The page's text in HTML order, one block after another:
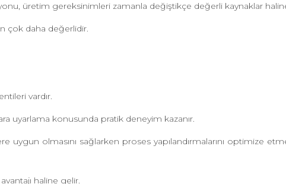
üretim gereksinimleri zamanla değiştikçe değerli kaynaklar
çok daha değerlidir.
vardır.
uyarlama konusunda pratik deneyim kazanır.
olmasını sağlarken proses yapılandırmalarını optimize
haline gelir.